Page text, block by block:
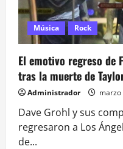
Música Rock
El emotivo regreso de
tras la muerte de
Administrador marzo
Dave Grohl y sus
regresaron a Los
de...